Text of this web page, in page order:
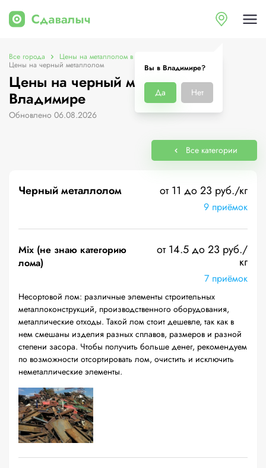
Вы в Владимире?
Да Нет
Все города Цены на металлолом в Владимире
Цены на черный металлолом
Цены на черный металлолом в
Владимире
Обновлено 06.08.2026
Все категории
Черный металлолом от 11 до 23 руб./кг
9 приёмок
Mix (не знаю категорию
лома)
от 14.5 до 23 руб./
кг
7 приёмок
Несортовой лом: различные элементы строительных
металлоконструкций, производственного оборудования,
металлические отходы. Такой лом стоит дешевле, так как в
нем смешаны изделия разных сплавов, размеров и разной
степени засора. Чтобы получить больше денег, рекомендуем
по возможности отсортировать лом, очистить и исключить
неметаллические элементы.